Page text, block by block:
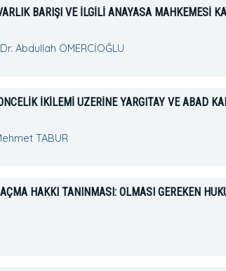
BARIŞI VE İLGİLİ ANAYASA MAHKEMESİ
Abdullah ÖMERCİOĞLU
İKİLEMİ ÜZERİNE YARGITAY VE ABAD
TABUR
HAKKI TANINMASI: OLMASI GEREKEN